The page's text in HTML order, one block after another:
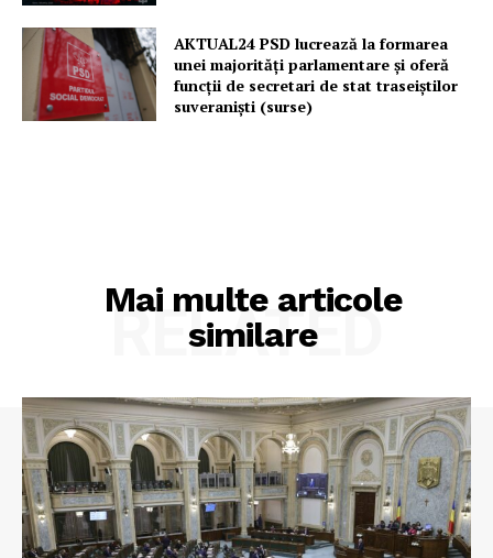
AKTUAL24 PSD lucrează la formarea
unei majorităţi parlamentare și oferă
funcții de secretari de stat traseiștilor
suveraniști (surse)
Mai multe articole
similare
RELATED